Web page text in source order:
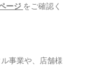
ージ をご確認く
事業や、店舗様